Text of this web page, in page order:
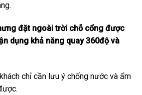
đặt ngoài trời chỗ cổng được
dụng khả năng quay 360độ và
chỉ cần lưu ý chống nước và ẩm